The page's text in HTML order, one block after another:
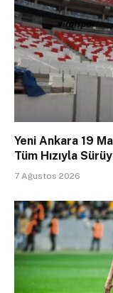
Yeni Ankara 19
Tüm Hızıyla
7 Ağustos 2026